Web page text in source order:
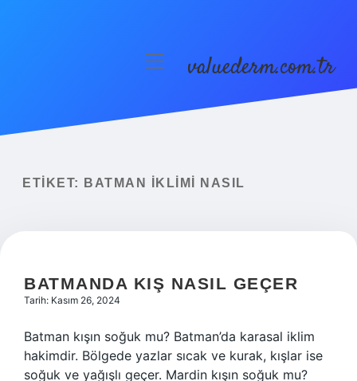
Yasal Uyarı
menüyüvaluederm.com.tr
ETIKET: BATMAN IKLIMI NASIL
BATMANDA KIŞ NASIL GEÇER
Tarih: Kasım 26, 2024
Batman kışın soğuk mu? Batman’da karasal iklim
hakimdir. Bölgede yazlar sıcak ve kurak, kışlar ise
soğuk ve yağışlı geçer. Mardin kışın soğuk mu?